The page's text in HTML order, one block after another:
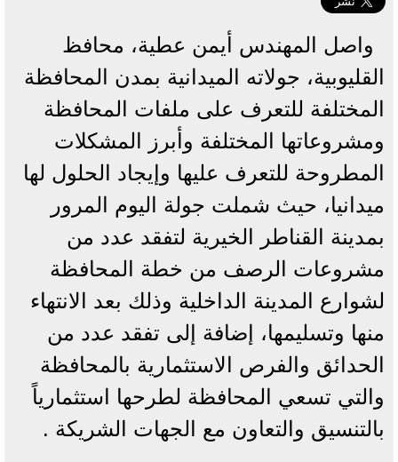
واصل المهندس أيمن عطية، محافظ
القليوبية، جولاته الميدانية بمدن المحافظة
المختلفة للتعرف على ملفات المحافظة
ومشروعاتها المختلفة وأبرز المشكلات
المطروحة للتعرف عليها وإيجاد الحلول لها
ميدانيا، حيث شملت جولة اليوم المرور
بمدينة القناطر الخيرية لتفقد عدد من
مشروعات الرصف من خطة المحافظة
لشوارع المدينة الداخلية وذلك بعد الانتهاء
منها وتسليمها، إضافة إلى تفقد عدد من
الحدائق والفرص الاستثمارية بالمحافظة
والتي تسعي المحافظة لطرحها استثمارياً
بالتنسيق والتعاون مع الجهات الشريكة .